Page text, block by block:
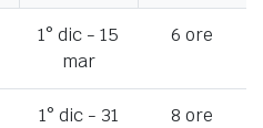
1° dic - 15
mar
6 ore
1° dic - 31
8 ore